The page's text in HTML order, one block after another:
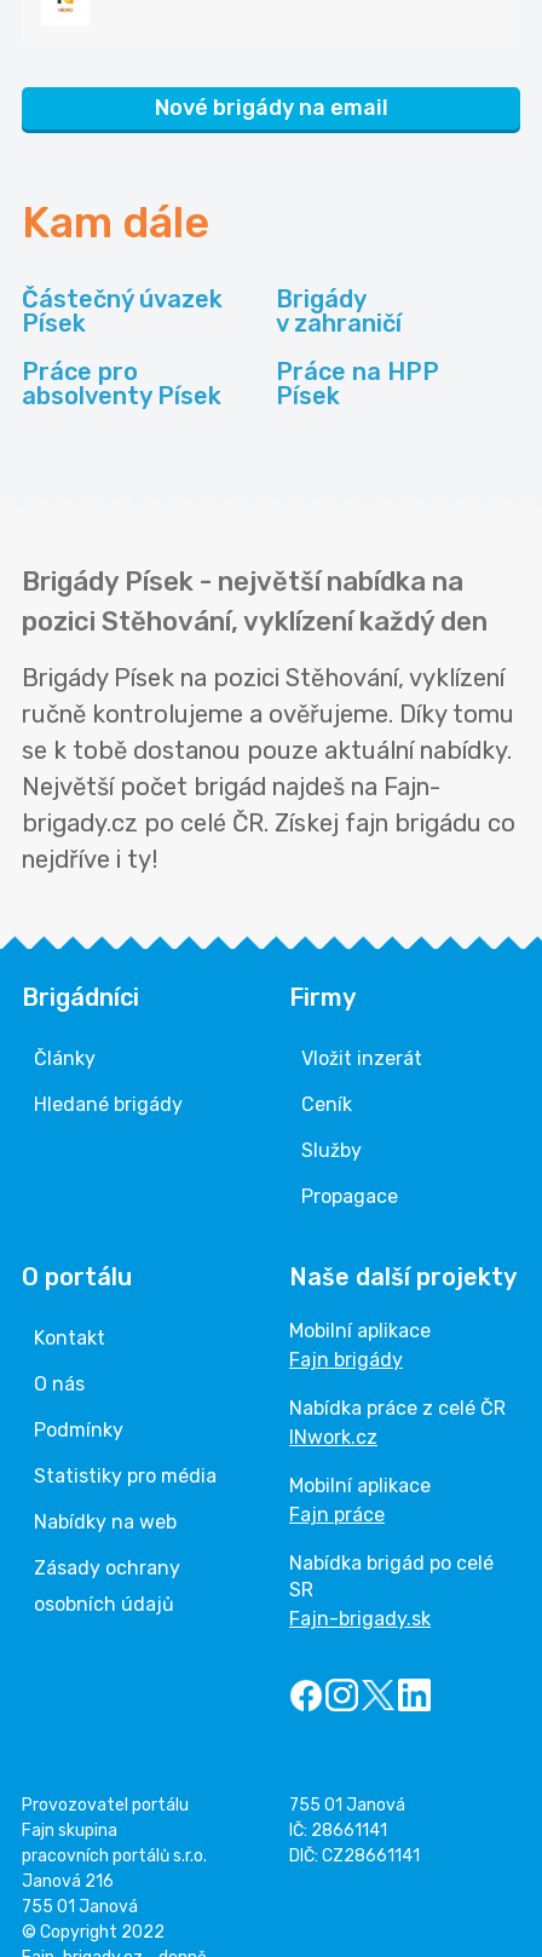
Nové brigády na email
Kam dále
Částečný úvazek
Písek
Brigády
v zahraničí
Práce pro
absolventy Písek
Práce na HPP
Písek
Brigády Písek - největší nabídka na
pozici Stěhování, vyklízení každý den
Brigády Písek na pozici Stěhování, vyklízení
ručně kontrolujeme a ověřujeme. Díky tomu
se k tobě dostanou pouze aktuální nabídky.
Největší počet brigád najdeš na Fajn-
brigady.cz po celé ČR. Získej fajn brigádu co
nejdříve i ty!
Brigádníci
Články
Hledané brigády
Firmy
Vložit inzerát
Ceník
Služby
Propagace
O portálu
Kontakt
O nás
Podmínky
Statistiky pro média
Nabídky na web
Zásady ochrany
osobních údajů
Naše další projekty
Mobilní aplikace
Fajn brigády
Nabídka práce z celé ČR
INwork.cz
Mobilní aplikace
Fajn práce
Nabídka brigád po celé
SR
Fajn-brigady.sk
Provozovatel portálu
Fajn skupina
pracovních portálů s.r.o.
Janová 216
755 01 Janová
755 01 Janová
IČ: 28661141
DIČ: CZ28661141
© Copyright 2022